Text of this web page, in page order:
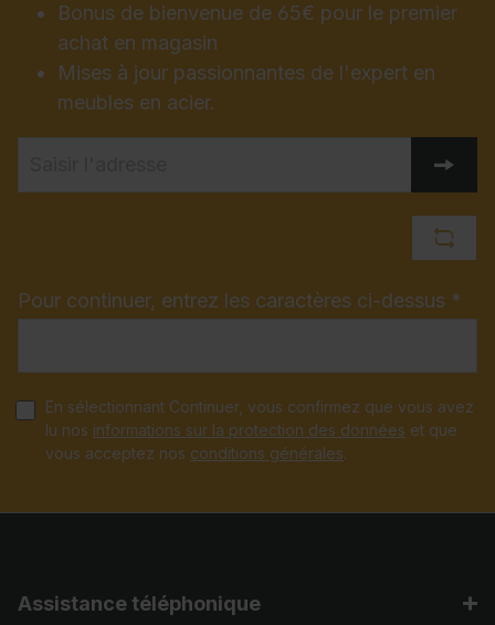
Bonus de bienvenue de 65€ pour le premier
achat en magasin
Mises à jour passionnantes de l'expert en
meubles en acier.
Pour continuer, entrez les caractères ci-dessus *
En sélectionnant Continuer, vous confirmez que vous avez
lu nos informations sur la protection des données et que
vous acceptez nos conditions générales.
Assistance téléphonique